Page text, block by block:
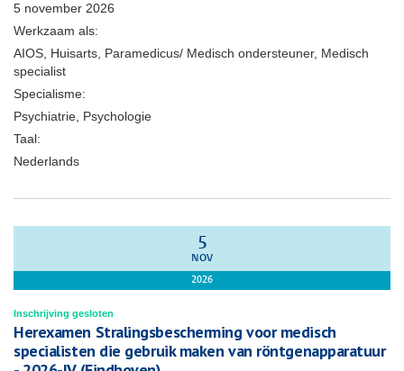
5 november 2026
Werkzaam als:
AIOS, Huisarts, Paramedicus/ Medisch ondersteuner, Medisch
specialist
Specialisme:
Psychiatrie, Psychologie
Taal:
Nederlands
5
NOV
2026
Inschrijving gesloten
Herexamen Stralingsbescherming voor medisch
specialisten die gebruik maken van röntgenapparatuur